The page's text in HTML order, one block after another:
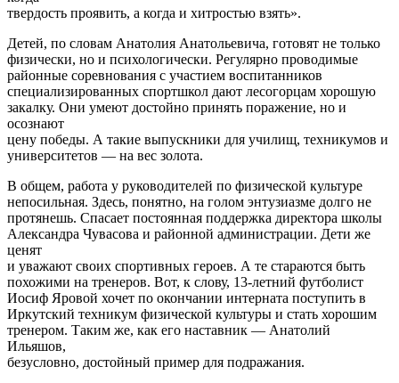
твердость проявить, а когда и хитростью взять».
Детей, по словам Анатолия Анатольевича, готовят не только
физически, но и психологически. Регулярно проводимые
районные соревнования с участием воспитанников
специализированных спортшкол дают лесогорцам хорошую
закалку. Они умеют достойно принять поражение, но и
осознают
цену победы. А такие выпускники для училищ, техникумов и
университетов — на вес золота.
В общем, работа у руководителей по физической культуре
непосильная. Здесь, понятно, на голом энтузиазме долго не
протянешь. Спасает постоянная поддержка директора школы
Александра Чувасова и районной администрации. Дети же
ценят
и уважают своих спортивных героев. А те стараются быть
похожими на тренеров. Вот, к слову, 13-летний футболист
Иосиф Яровой хочет по окончании интерната поступить в
Иркутский техникум физической культуры и стать хорошим
тренером. Таким же, как его наставник — Анатолий
Ильяшов,
безусловно, достойный пример для подражания.